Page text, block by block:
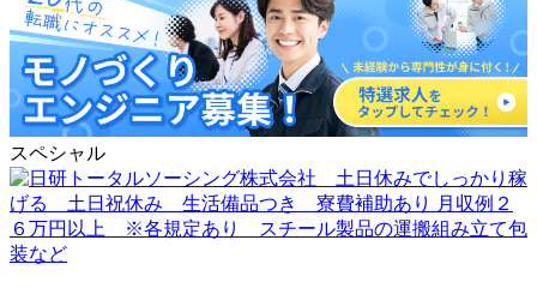
スペシャル